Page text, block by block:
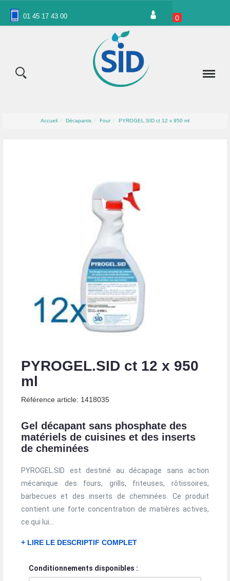
01 45 17 43 00 0
Accueil Décapants Four PYROGEL.SID ct 12 x 950 ml
PYROGEL.SID ct 12 x 950
ml
Référence article: 1418035
Gel décapant sans phosphate des
matériels de cuisines et des inserts
de cheminées
PYROGEL.SID est destiné au décapage sans action
mécanique des fours, grills, friteuses, rôtissoires,
barbecues et des inserts de cheminées. Ce produit
contient une forte concentration de matières actives,
ce qui lui...
+ LIRE LE DESCRIPTIF COMPLET
Conditionnements disponibles :